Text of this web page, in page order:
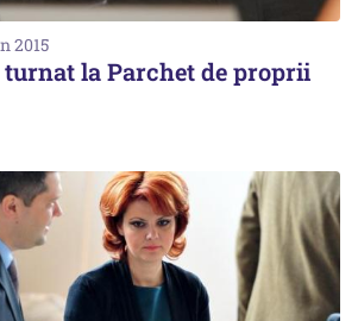
2015
la Parchet de proprii